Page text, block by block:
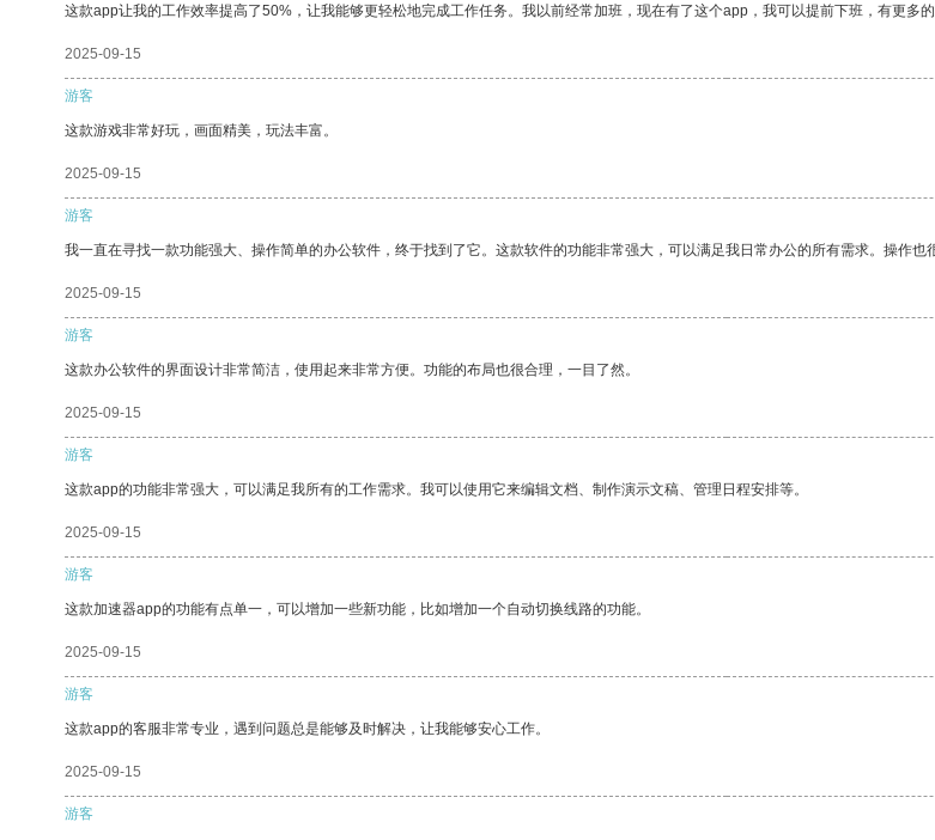
这款app让我的工作效率提高了50%，让我能够更轻松地完成工作任务。我以前经常加班，现在有了这个app，我可以提前下班，有更多的
2025-09-15
游客
这款游戏非常好玩，画面精美，玩法丰富。
2025-09-15
游客
我一直在寻找一款功能强大、操作简单的办公软件，终于找到了它。这款软件的功能非常强大，可以满足我日常办公的所有需求。操作也
2025-09-15
游客
这款办公软件的界面设计非常简洁，使用起来非常方便。功能的布局也很合理，一目了然。
2025-09-15
游客
这款app的功能非常强大，可以满足我所有的工作需求。我可以使用它来编辑文档、制作演示文稿、管理日程安排等。
2025-09-15
游客
这款加速器app的功能有点单一，可以增加一些新功能，比如增加一个自动切换线路的功能。
2025-09-15
游客
这款app的客服非常专业，遇到问题总是能够及时解决，让我能够安心工作。
2025-09-15
游客